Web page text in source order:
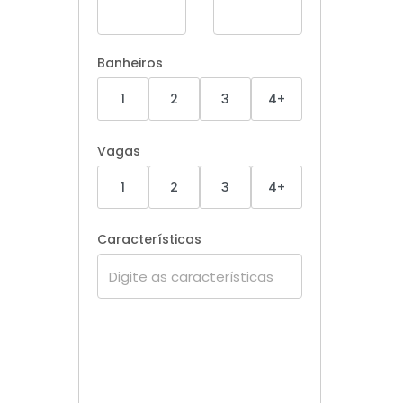
Banheiros
1
2 3 4+
Vagas
1
2 3 4+
Características